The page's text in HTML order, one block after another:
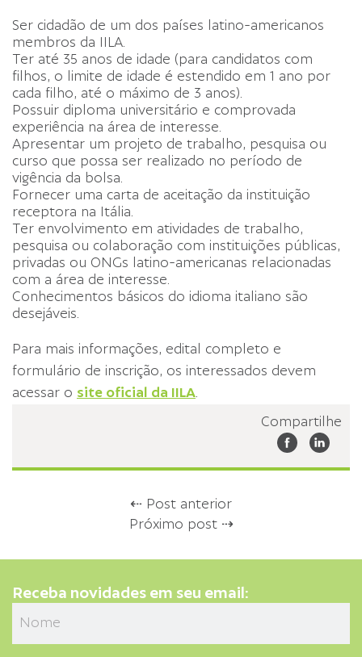
Ser cidadão de um dos países latino-americanos
membros da IILA.
Ter até 35 anos de idade (para candidatos com
filhos, o limite de idade é estendido em 1 ano por
cada filho, até o máximo de 3 anos).
Possuir diploma universitário e comprovada
experiência na área de interesse.
Apresentar um projeto de trabalho, pesquisa ou
curso que possa ser realizado no período de
vigência da bolsa.
Fornecer uma carta de aceitação da instituição
receptora na Itália.
Ter envolvimento em atividades de trabalho,
pesquisa ou colaboração com instituições públicas,
privadas ou ONGs latino-americanas relacionadas
com a área de interesse.
Conhecimentos básicos do idioma italiano são
desejáveis.
Para mais informações, edital completo e
formulário de inscrição, os interessados devem
acessar o site oficial da IILA.
Compartilhe
⇠ Post anterior
Próximo post ⇢
Receba novidades em seu email: